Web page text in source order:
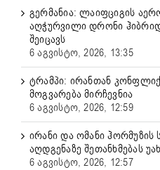
გერმანია: ლაიფციგის
აღჭურვილი დრონი
შეიცავს
6 აგვისტო, 2026, 13:35
ტრამპი: ირანთან
მოგვარება მირჩევნია
6 აგვისტო, 2026, 12:59
ირანი და ომანი ჰორმუზის
აღდგენაზე შეთანხმებას
6 აგვისტო, 2026, 12:57